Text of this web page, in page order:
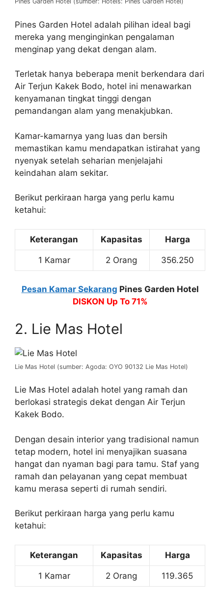
Pines Garden Hotel adalah pilihan ideal bagi
mereka yang menginginkan pengalaman
menginap yang dekat dengan alam.
Terletak hanya beberapa menit berkendara dari
Air Terjun Kakek Bodo, hotel ini menawarkan
kenyamanan tingkat tinggi dengan
pemandangan alam yang menakjubkan.
Kamar-kamarnya yang luas dan bersih
memastikan kamu mendapatkan istirahat yang
nyenyak setelah seharian menjelajahi
keindahan alam sekitar.
Berikut perkiraan harga yang perlu kamu
ketahui:
Keterangan Kapasitas Harga
1 Kamar 2 Orang 356.250
Pesan Kamar Sekarang Pines Garden Hotel
DISKON Up To 71%
2. Lie Mas Hotel
Lie Mas Hotel (sumber: Agoda: OYO 90132 Lie Mas Hotel)
Lie Mas Hotel adalah hotel yang ramah dan
berlokasi strategis dekat dengan Air Terjun
Kakek Bodo.
Dengan desain interior yang tradisional namun
tetap modern, hotel ini menyajikan suasana
hangat dan nyaman bagi para tamu. Staf yang
ramah dan pelayanan yang cepat membuat
kamu merasa seperti di rumah sendiri.
Berikut perkiraan harga yang perlu kamu
ketahui:
Keterangan Kapasitas Harga
1 Kamar 2 Orang 119.365